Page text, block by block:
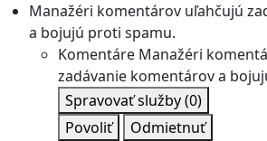
Manažéri komentárov uľahčujú
a bojujú proti spamu.
Komentáre Manažéri
zadávanie komentárov a
Spravovať služby(0)
Povoliť
Odmietnuť